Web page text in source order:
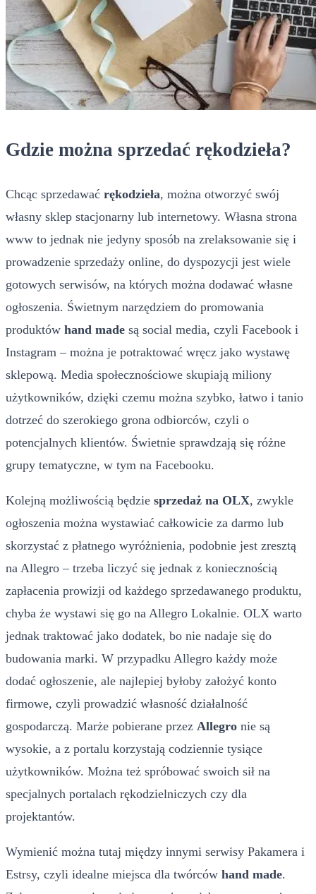
Gdzie można sprzedać rękodzieła?
Chcąc sprzedawać rękodzieła, można otworzyć swój
własny sklep stacjonarny lub internetowy. Własna strona
www to jednak nie jedyny sposób na zrelaksowanie się i
prowadzenie sprzedaży online, do dyspozycji jest wiele
gotowych serwisów, na których można dodawać własne
ogłoszenia. Świetnym narzędziem do promowania
produktów hand made są social media, czyli Facebook i
Instagram – można je potraktować wręcz jako wystawę
sklepową. Media społecznościowe skupiają miliony
użytkowników, dzięki czemu można szybko, łatwo i tanio
dotrzeć do szerokiego grona odbiorców, czyli o
potencjalnych klientów. Świetnie sprawdzają się różne
grupy tematyczne, w tym na Facebooku.
Kolejną możliwością będzie sprzedaż na OLX, zwykle
ogłoszenia można wystawiać całkowicie za darmo lub
skorzystać z płatnego wyróżnienia, podobnie jest zresztą
na Allegro – trzeba liczyć się jednak z koniecznością
zapłacenia prowizji od każdego sprzedawanego produktu,
chyba że wystawi się go na Allegro Lokalnie. OLX warto
jednak traktować jako dodatek, bo nie nadaje się do
budowania marki. W przypadku Allegro każdy może
dodać ogłoszenie, ale najlepiej byłoby założyć konto
firmowe, czyli prowadzić własność działalność
gospodarczą. Marże pobierane przez Allegro nie są
wysokie, a z portalu korzystają codziennie tysiące
użytkowników. Można też spróbować swoich sił na
specjalnych portalach rękodzielniczych czy dla
projektantów.
Wymienić można tutaj między innymi serwisy Pakamera i
Estrsy, czyli idealne miejsca dla twórców hand made.